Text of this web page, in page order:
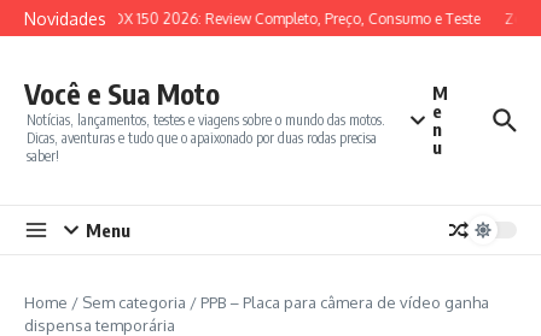
Ir para o conteúdo
NovidadesSYM ADX 150 2026: Review Completo, Preço, Consumo e Teste
Você e Sua Moto
Notícias, lançamentos, testes e viagens sobre o mundo das motos.
Dicas, aventuras e tudo que o apaixonado por duas rodas precisa
saber!
M
e
n
u
Menu
Home / Sem categoria / PPB – Placa para câmera de vídeo ganha
dispensa temporária